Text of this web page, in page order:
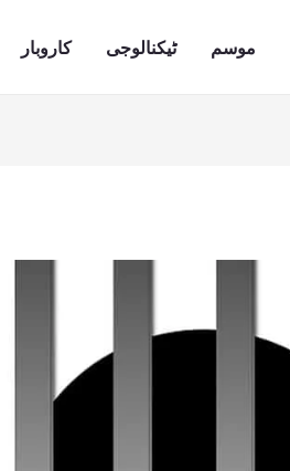
موسم ٹیکنالوجی کاروبار